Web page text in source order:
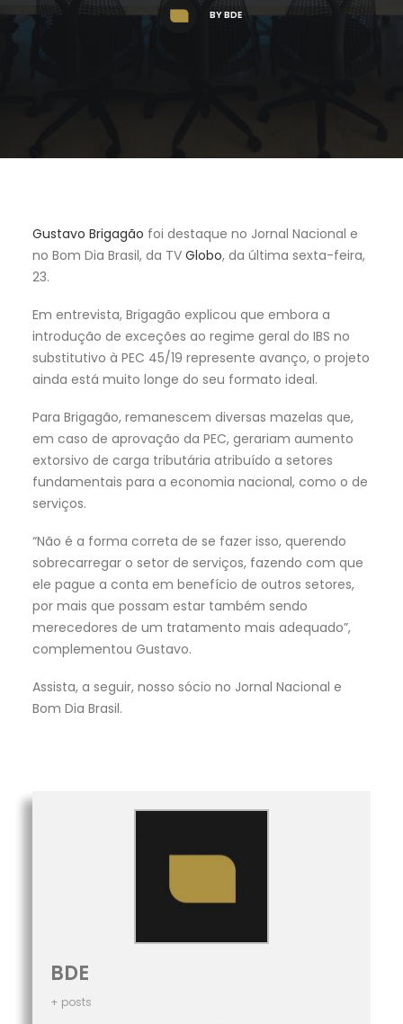
BYBDE
Gustavo Brigagão foi destaque no Jornal Nacional e
no Bom Dia Brasil, da TV Globo, da última sexta-feira,
23.
Em entrevista, Brigagão explicou que embora a
introdução de exceções ao regime geral do IBS no
substitutivo à PEC 45/19 represente avanço, o projeto
ainda está muito longe do seu formato ideal.
Para Brigagão, remanescem diversas mazelas que,
em caso de aprovação da PEC, gerariam aumento
extorsivo de carga tributária atribuído a setores
fundamentais para a economia nacional, como o de
serviços.
“Não é a forma correta de se fazer isso, querendo
sobrecarregar o setor de serviços, fazendo com que
ele pague a conta em benefício de outros setores,
por mais que possam estar também sendo
merecedores de um tratamento mais adequado”,
complementou Gustavo.
Assista, a seguir, nosso sócio no Jornal Nacional e
Bom Dia Brasil.
BDE
+ posts